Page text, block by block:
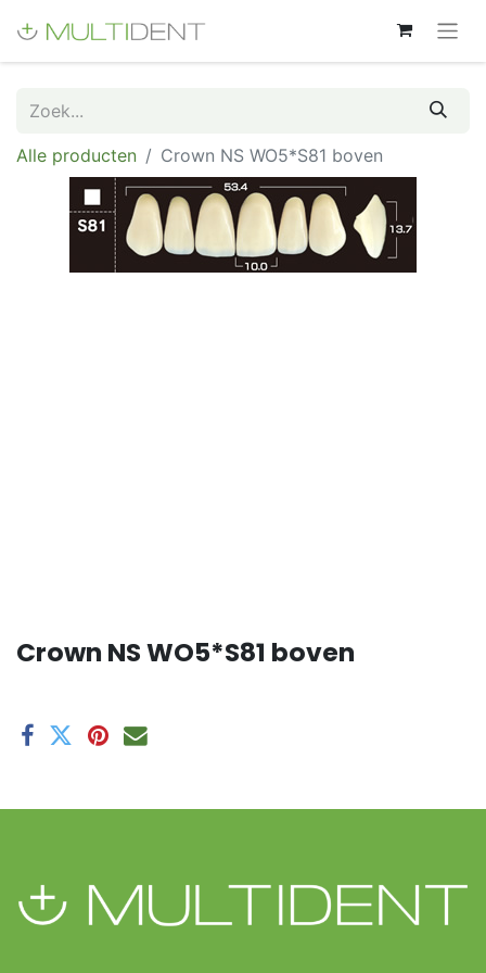
Alle producten Crown NS WO5*S81 boven
Crown NS WO5*S81 boven